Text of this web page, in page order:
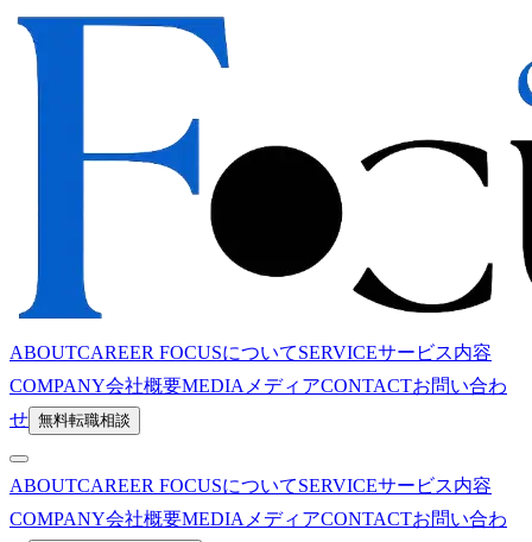
ABOUTCAREER FOCUSについてSERVICEサービス内容
COMPANY会社概要MEDIA メディアCONTACTお問い合わ
せ 無料転職相談
ABOUTCAREER FOCUSについてSERVICEサービス内容
COMPANY会社概要MEDIA メディアCONTACTお問い合わ